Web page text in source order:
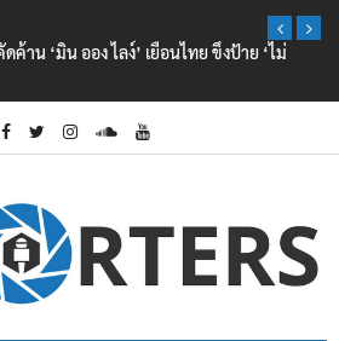
าน ‘มิน ออง ไลง์’ เยือนไทย ขึงป้าย ‘ไม่